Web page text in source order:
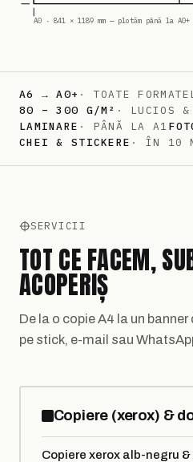
A0 · 841 × 1189 mm — plotăm până la
A6 → A0+ · TOATE
80 – 300 G/M² · LUCIOS &
LAMINARE · PÂNĂ LA A1
CHEI & STICKERE · ÎN 10
SERVICII
TOT CE FACEM,
ACOPERIȘ
De la o copie A4 la un
pe stick, e-mail sau
Copiere (xerox) &
Copiere xerox alb-negru &